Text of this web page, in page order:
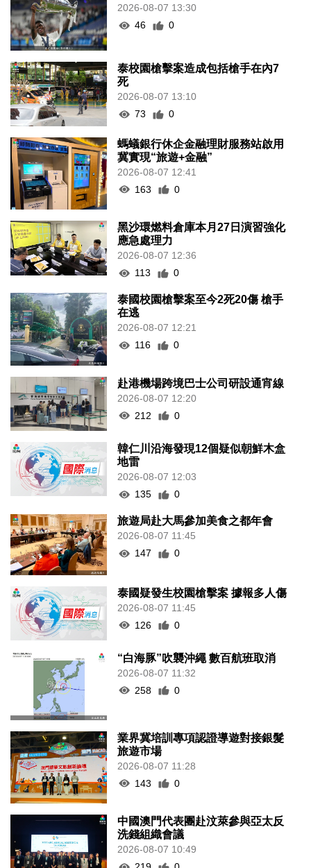
2026-08-07 13:30
46
0
泰校園槍擊案造成包括槍手在內7
死
2026-08-07 13:10
73
0
螞蟻銀行休企金融理財服務站啟用
冀實現“旅遊+金融”
2026-08-07 12:41
163
0
黑沙環燃料倉庫本月27日演習強化
應急處理力
2026-08-07 12:36
113
0
泰國校園槍擊案至今2死20傷 槍手
在逃
2026-08-07 12:21
116
0
赴港機場跨境巴士公司研設通宵線
2026-08-07 12:20
212
0
韓仁川沿海發現12個疑似朝鮮木盒
地雷
2026-08-07 12:03
135
0
旅遊局赴大馬參加美食之都年會
2026-08-07 11:45
147
0
泰國疑發生校園槍擊案 據報多人傷
2026-08-07 11:45
126
0
“白海豚”吹襲沖繩 數百航班取消
2026-08-07 11:32
258
0
業界冀培訓專項認證導遊對接銀髮
旅遊市場
2026-08-07 11:28
143
0
中國澳門代表團赴汶萊參與亞太反
洗錢組織會議
2026-08-07 10:49